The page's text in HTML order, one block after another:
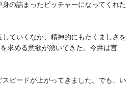
の詰まったピッチャーになってくれた
ていくなか、精神的にもたくましさを
求める意欲が湧いてきた。今井は言
スピードが上がってきました。でも、い